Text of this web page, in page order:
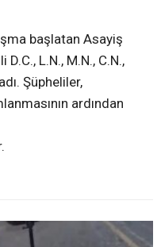
başlatan Asayiş
L.N., M.N., C.N.,
Şüpheliler,
ardından